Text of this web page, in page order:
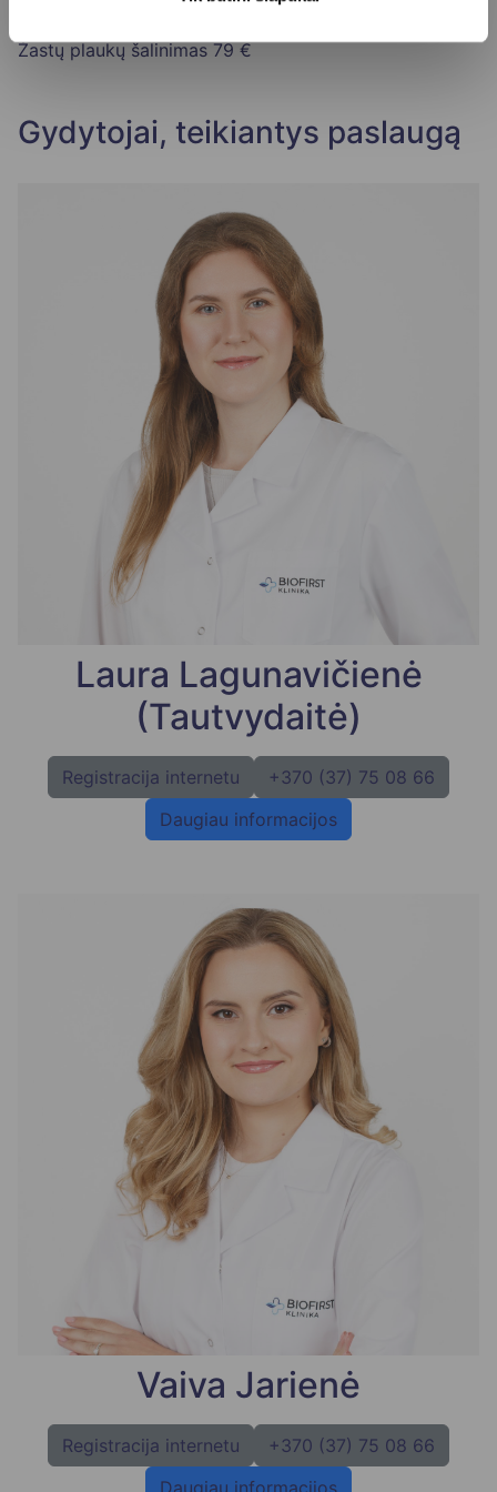
Žastų plaukų šalinimas 79 €
Gydytojai, teikiantys paslaugą
Laura Lagunavičienė
(Tautvydaitė)
Registracija internetu
+370 (37) 75 08 66
Daugiau informacijos
Vaiva Jarienė
Registracija internetu
+370 (37) 75 08 66